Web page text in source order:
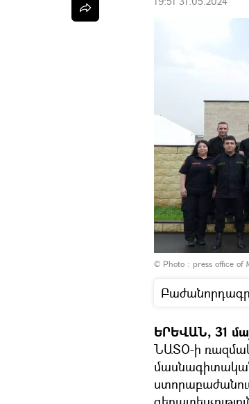
© Photo : press office of
ԵՐԵՎԱՆ, 31
ՆԱՏՕ-ի